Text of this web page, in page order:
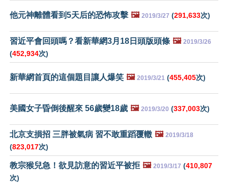
他元神離體看到5天后的恐怖攻擊 🖼️ 2019/3/27 (291,633次)
習近平會回頭嗎？看新華網3月18日頭版頭條 🖼️ 2019/3/26
(452,934次)
新華網首頁的這個題目讓人爆笑 🖼️ 2019/3/21 (455,405次)
美國女子昏倒後醒來 56歲變18歲 🖼️ 2019/3/20 (337,003次)
北京支損招 三胖被氣病 習不敢重蹈覆轍 🖼️ 2019/3/18
(823,017次)
教宗猴兒急！欲見訪意的習近平被拒 🖼️ 2019/3/17 (410,807
次)